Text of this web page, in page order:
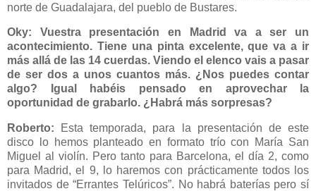
norte de Guadalajara, del pueblo de Bustares.
Oky: Vuestra presentación en Madrid va a ser un
acontecimiento. Tiene una pinta excelente, que va a ir
más allá de las 14 cuerdas. Viendo el elenco vais a pasar
de ser dos a unos cuantos más. ¿Nos puedes contar
algo? Igual habéis pensado en aprovechar la
oportunidad de grabarlo. ¿Habrá más sorpresas?
Roberto: Esta temporada, para la presentación de este
disco lo hemos planteado en formato trío con María San
Miguel al violín. Pero tanto para Barcelona, el día 2, como
para Madrid, el 9, lo haremos con prácticamente todos los
invitados de “Errantes Telúricos”. No habrá baterías pero sí